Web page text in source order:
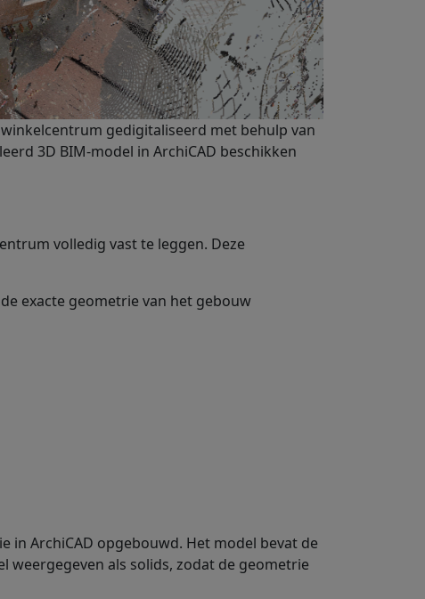
gedigitaliseerd met behulp van
3D BIM-model in ArchiCAD beschikken
volledig vast te leggen. Deze
exacte geometrie van het gebouw
in ArchiCAD opgebouwd. Het model bevat de
weergegeven als solids, zodat de geometrie